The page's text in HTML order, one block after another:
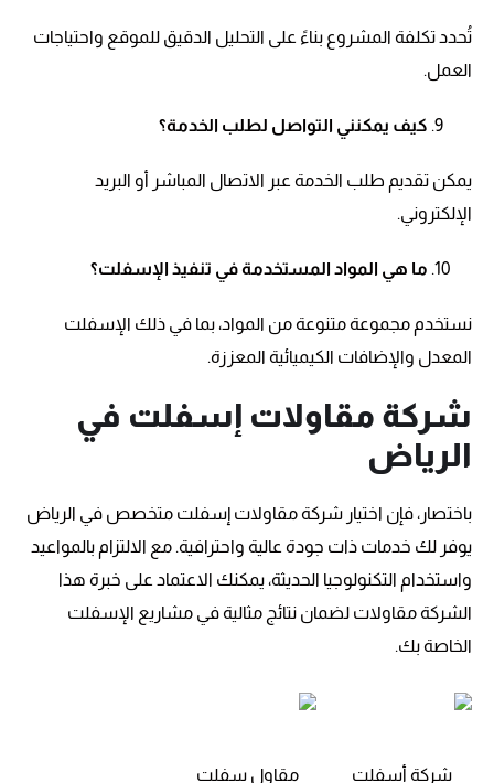
تُحدد تكلفة المشروع بناءً على التحليل الدقيق للموقع واحتياجات
العمل.
كيف يمكنني التواصل لطلب الخدمة؟
يمكن تقديم طلب الخدمة عبر الاتصال المباشر أو البريد
الإلكتروني.
ما هي المواد المستخدمة في تنفيذ الإسفلت؟
نستخدم مجموعة متنوعة من المواد، بما في ذلك الإسفلت
المعدل والإضافات الكيميائية المعززة.
شركة مقاولات إسفلت في
الرياض
باختصار، فإن اختيار شركة مقاولات إسفلت متخصص في الرياض
يوفر لك خدمات ذات جودة عالية واحترافية. مع الالتزام بالمواعيد
واستخدام التكنولوجيا الحديثة، يمكنك الاعتماد على خبرة هذا
الشركة مقاولات لضمان نتائج مثالية في مشاريع الإسفلت
الخاصة بك.
شركة أسفلت
مقاول سفلت